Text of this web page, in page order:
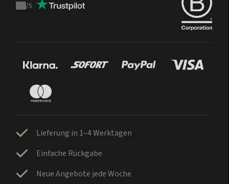
Trustpilot
/5
Lieferung in 1–4 Werktagen
Einfache Rückgabe
Neue Angebote jede Woche